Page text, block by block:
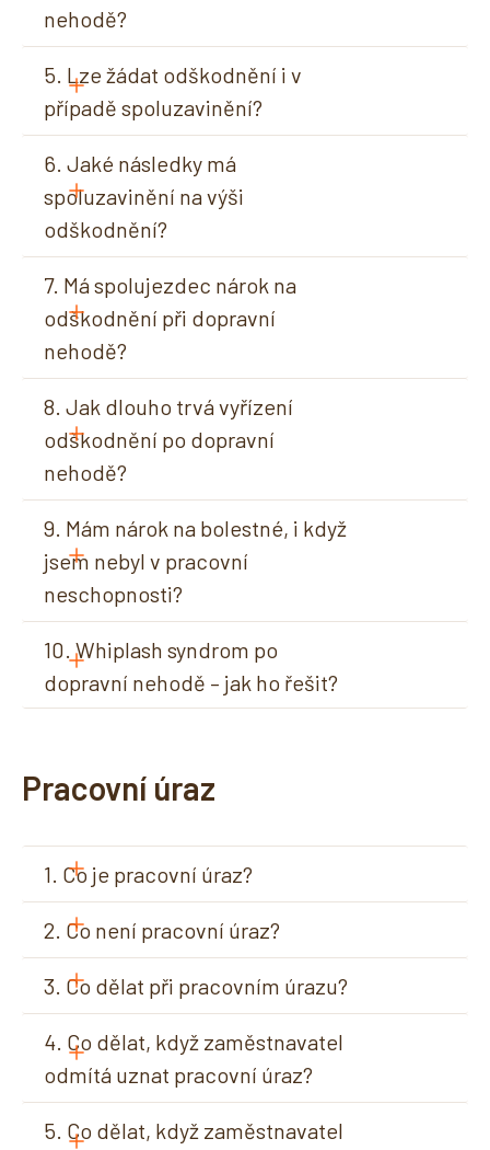
nehodě?
5. Lze žádat odškodnění i v
případě spoluzavinění?
6. Jaké následky má
spoluzavinění na výši
odškodnění?
7. Má spolujezdec nárok na
odškodnění při dopravní
nehodě?
8. Jak dlouho trvá vyřízení
odškodnění po dopravní
nehodě?
9. Mám nárok na bolestné, i když
jsem nebyl v pracovní
neschopnosti?
10. Whiplash syndrom po
dopravní nehodě – jak ho řešit?
Pracovní úraz
1. Co je pracovní úraz?
2. Co není pracovní úraz?
3. Co dělat při pracovním úrazu?
4. Co dělat, když zaměstnavatel
odmítá uznat pracovní úraz?
5. Co dělat, když zaměstnavatel